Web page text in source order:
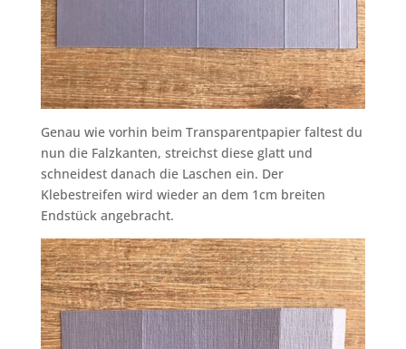
Genau wie vorhin beim Transparentpapier faltest du
nun die Falzkanten, streichst diese glatt und
schneidest danach die Laschen ein. Der
Klebestreifen wird wieder an dem 1cm breiten
Endstück angebracht.